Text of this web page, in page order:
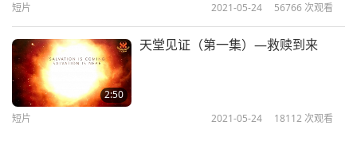
5
6:24
话都是真理
短片 2022-04-06 18468次观看
6
短片 2021-05-24 56766 次观看
2:50
天堂见证（第一集）—救赎到来
短片 2021-05-24 18112 次观看